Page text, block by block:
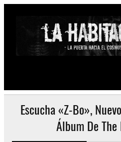
Saltar
Psychedelic, Stoner, Doom,
Escucha «Z-Bo»,
Álbum De The